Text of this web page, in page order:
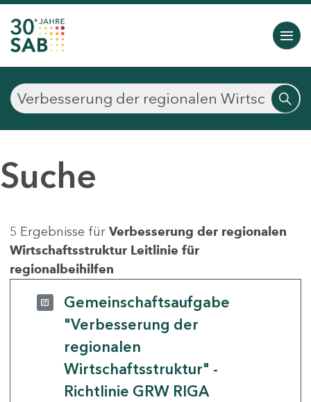
Suche
5 Ergebnisse für Verbesserung der regionalen
Wirtschaftsstruktur Leitlinie für
regionalbeihilfen
Gemeinschaftsaufgabe
"Verbesserung der
regionalen
Wirtschaftsstruktur" -
Richtlinie GRW RIGA